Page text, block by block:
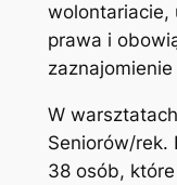
wolontariacie,
prawa i
W
Seniorów/rek.
38 osób, które